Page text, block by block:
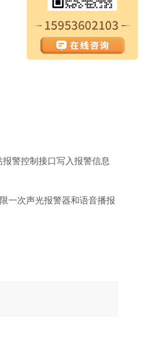
警控制接口写入报警信息
一次声光报警器和语音播报